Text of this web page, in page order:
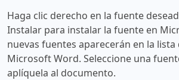
Haga clic derecho en la fuente
Instalar para instalar la fuente en
nuevas fuentes aparecerán en la
Microsoft Word. Seleccione una
aplíquela al documento.